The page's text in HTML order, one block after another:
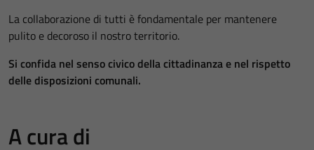
La collaborazione di tutti è fondamentale per mantenere
pulito e decoroso il nostro territorio.
Si confida nel senso civico della cittadinanza e nel rispetto
delle disposizioni comunali.
A cura di